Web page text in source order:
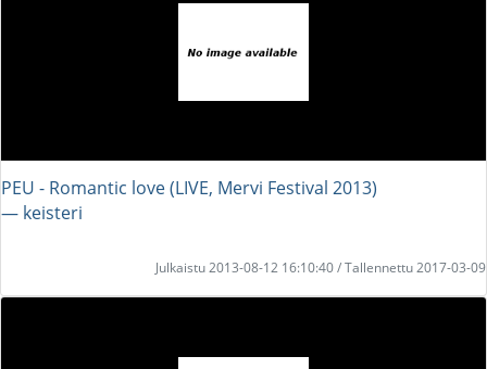
PEU - Romantic love (LIVE, Mervi Festival 2013)
― keisteri
Julkaistu 2013-08-12 16:10:40 / Tallennettu 2017-03-09